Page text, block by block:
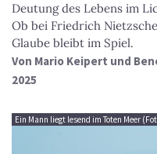
Deutung des Lebens im
Ob bei Friedrich
Glaube bleibt im Spiel.
Von Mario Keipert und
2025
Ein Mann liegt lesend im Toten Meer